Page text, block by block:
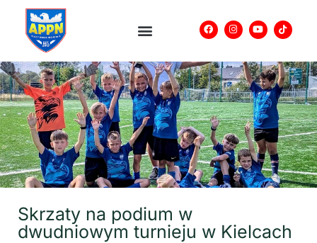
Skrzaty na podium w
dwudniowym turnieju w Kielcach